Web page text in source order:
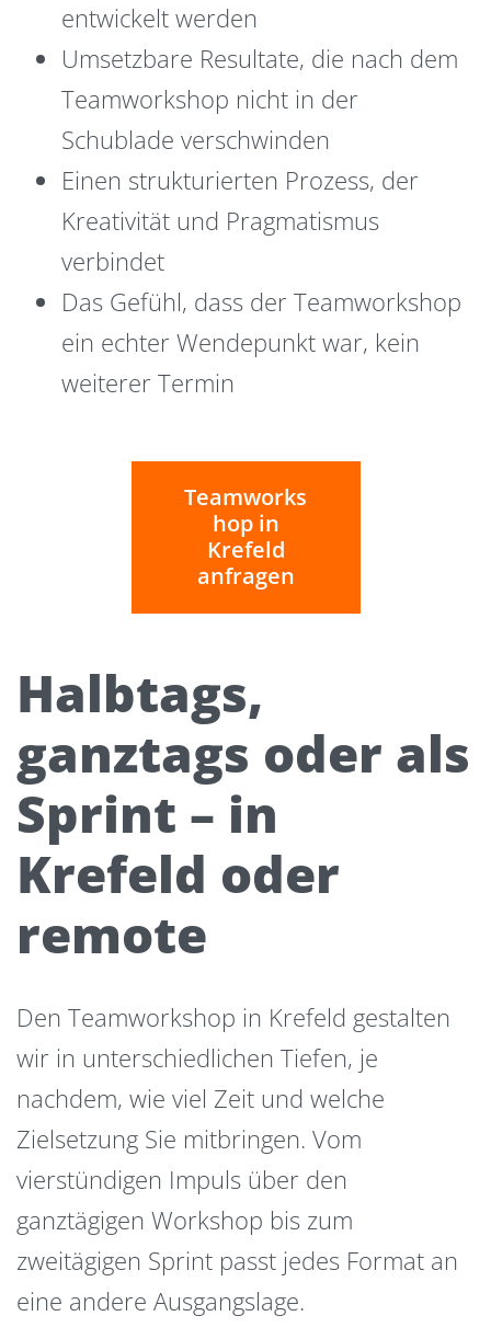
entwickelt werden
Umsetzbare Resultate, die nach dem
Teamworkshop nicht in der
Schublade verschwinden
Einen strukturierten Prozess, der
Kreativität und Pragmatismus
verbindet
Das Gefühl, dass der Teamworkshop
ein echter Wendepunkt war, kein
weiterer Termin
Teamworks
hop in
Krefeld
anfragen
Halbtags,
ganztags oder als
Sprint – in
Krefeld oder
remote
Den Teamworkshop in Krefeld gestalten
wir in unterschiedlichen Tiefen, je
nachdem, wie viel Zeit und welche
Zielsetzung Sie mitbringen. Vom
vierstündigen Impuls über den
ganztägigen Workshop bis zum
zweitägigen Sprint passt jedes Format an
eine andere Ausgangslage.